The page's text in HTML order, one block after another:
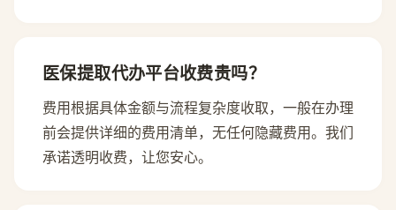
医保提取代办平台收费贵吗？
费用根据具体金额与流程复杂度收取，一般在办理
前会提供详细的费用清单，无任何隐藏费用。我们
承诺透明收费，让您安心。